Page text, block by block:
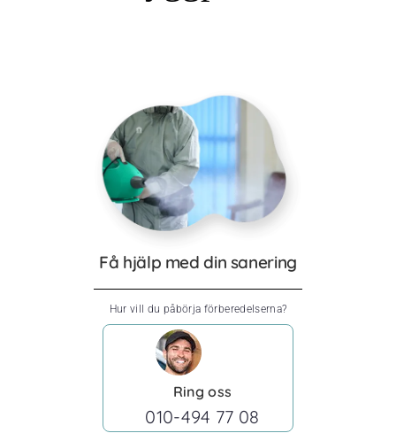
Få hjälp med din sanering
Hur vill du påbörja förberedelserna?
Ring oss
010-494 77 08